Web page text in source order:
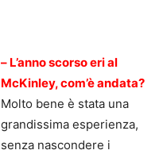
– L’anno scorso eri al
McKinley, com’è andata?
Molto bene è stata una
grandissima esperienza,
senza nascondere i